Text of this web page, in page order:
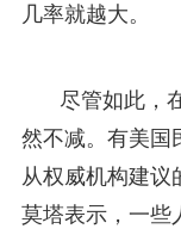
几率就越大。
尽管如此，
然不减。有美国
从权威机构建议
莫塔表示，一些